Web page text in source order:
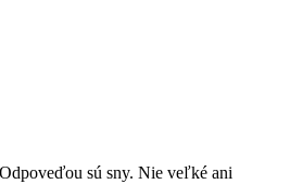
Odpoveďou sú sny. Nie veľké ani